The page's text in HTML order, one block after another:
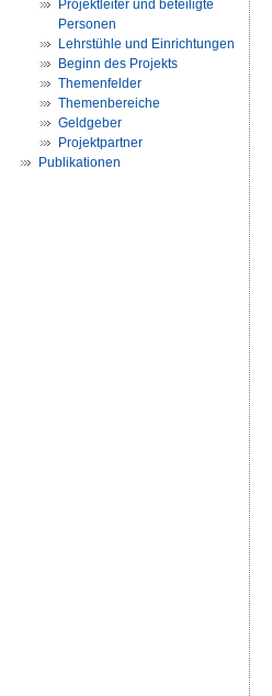
Projektleiter und beteiligte
Personen
Lehrstühle und Einrichtungen
Beginn des Projekts
Themenfelder
Themenbereiche
Geldgeber
Projektpartner
Publikationen